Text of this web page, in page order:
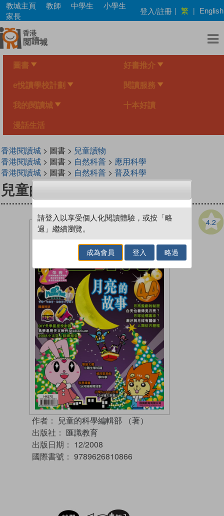
Skip
main
content
教城主頁 教師 中學生
小學生
家長
登入/註冊 | 繁 | English
圖書 好書推介
e悅讀學校計劃 閱讀服務
我的閱讀城 十本好讀
漫話生活
香港閱讀城> 圖書 > 兒童讀物
香港閱讀城> 圖書 > 自然科普> 應用科學
香港閱讀城> 圖書 > 自然科普> 普及科學
兒童的科學(教材版) 44
4.2
作者： 兒童的科學編輯部 （著）
出版社： 匯識教育
出版日期： 12/2008
國際書號： 9789626810866
試閲
請登入以享受個人化閱讀體驗，或按「略
過」繼續瀏覽。
成為會員 登入 略過